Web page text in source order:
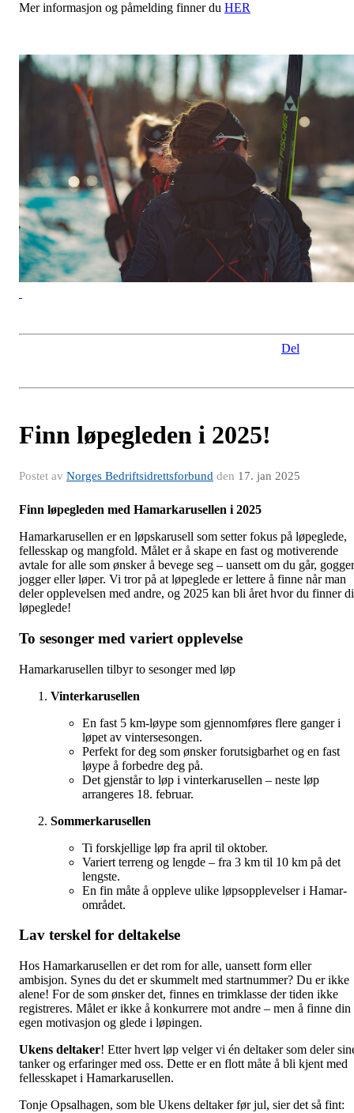
Mer informasjon og påmelding finner du HER
Del
Finn løpegleden i 2025!
Postet av Norges Bedriftsidrettsforbund den 17. jan 2025
Finn løpegleden med Hamarkarusellen i 2025
Hamarkarusellen er en løpskarusell som setter fokus på løpeglede,
fellesskap og mangfold. Målet er å skape en fast og motiverende
avtale for alle som ønsker å bevege seg – uansett om du går,
jogger eller løper. Vi tror på at løpeglede er lettere å finne når man
deler opplevelsen med andre, og 2025 kan bli året hvor du finner
løpeglede!
To sesonger med variert opplevelse
Hamarkarusellen tilbyr to sesonger med løp
Vinterkarusellen
En fast 5 km-løype som gjennomføres flere ganger i
løpet av vintersesongen.
Perfekt for deg som ønsker forutsigbarhet og en fast
løype å forbedre deg på.
Det gjenstår to løp i vinterkarusellen – neste løp
arrangeres 18. februar.
Sommerkarusellen
Ti forskjellige løp fra april til oktober.
Variert terreng og lengde – fra 3 km til 10 km på det
lengste.
En fin måte å oppleve ulike løpsopplevelser i Hamar-
området.
Lav terskel for deltakelse
Hos Hamarkarusellen er det rom for alle, uansett form eller
ambisjon. Synes du det er skummelt med startnummer? Du er ikke
alene! For de som ønsker det, finnes en trimklasse der tiden ikke
registreres. Målet er ikke å konkurrere mot andre – men å finne din
egen motivasjon og glede i løpingen.
Ukens deltaker! Etter hvert løp velger vi én deltaker som deler
tanker og erfaringer med oss. Dette er en flott måte å bli kjent med
fellesskapet i Hamarkarusellen.
Tonje Opsalhagen, som ble Ukens deltaker før jul, sier det så fint: